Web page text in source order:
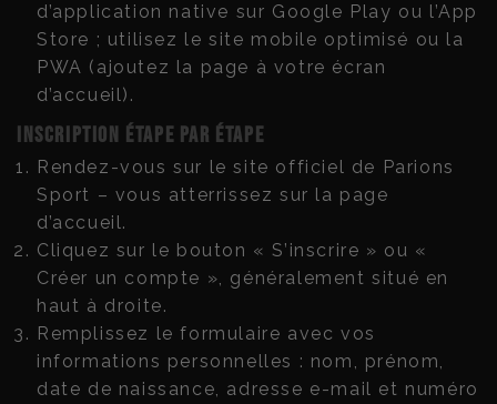
d’application native sur Google Play ou l’App
Store ; utilisez le site mobile optimisé ou la
PWA (ajoutez la page à votre écran
d’accueil).
Inscription étape par étape
Rendez-vous sur le site officiel de Parions
Sport – vous atterrissez sur la page
d’accueil.
Cliquez sur le bouton « S’inscrire » ou «
Créer un compte », généralement situé en
haut à droite.
Remplissez le formulaire avec vos
informations personnelles : nom, prénom,
date de naissance, adresse e-mail et numéro